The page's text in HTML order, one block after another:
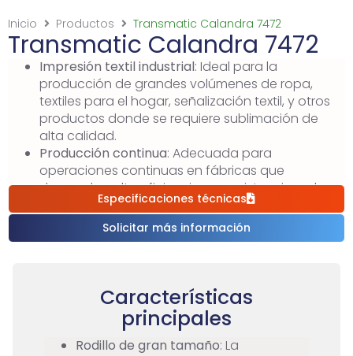
Inicio Productos Transmatic Calandra 7472
Transmatic Calandra 7472
Impresión textil industrial: Ideal para la
producción de grandes volúmenes de ropa,
textiles para el hogar, señalización textil, y otros
productos donde se requiere sublimación de
alta calidad.
Producción continua: Adecuada para
operaciones continuas en fábricas que
demandan alta eficiencia y consistencia en la
calidad de impresión.
Decoración y moda: Utilizada en la creación de
telas decorativas, moda personalizada, y otros
Especificaciones técnicas
Solicitar más información
Características
principales
Rodillo de gran tamaño: La